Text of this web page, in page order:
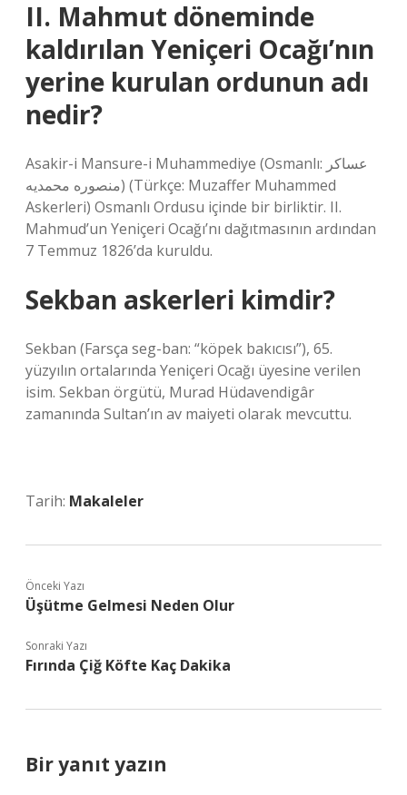
II. Mahmut döneminde
kaldırılan Yeniçeri Ocağı’nın
yerine kurulan ordunun adı
nedir?
Asakir-i Mansure-i Muhammediye (Osmanlı: عساکر
منصوره محمديه) (Türkçe: Muzaffer Muhammed
Askerleri) Osmanlı Ordusu içinde bir birliktir. II.
Mahmud’un Yeniçeri Ocağı’nı dağıtmasının ardından
7 Temmuz 1826’da kuruldu.
Sekban askerleri kimdir?
Sekban (Farsça seg-ban: “köpek bakıcısı”), 65.
yüzyılın ortalarında Yeniçeri Ocağı üyesine verilen
isim. Sekban örgütü, Murad Hüdavendigâr
zamanında Sultan’ın av maiyeti olarak mevcuttu.
Tarih: Makaleler
Önceki Yazı
Üşütme Gelmesi Neden Olur
Sonraki Yazı
Fırında Çiğ Köfte Kaç Dakika
Bir yanıt yazın